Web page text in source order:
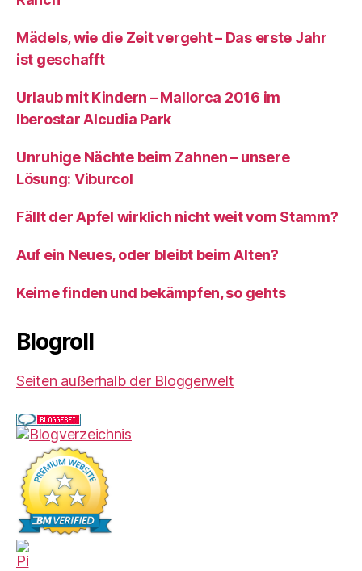
Mädels, wie die Zeit vergeht – Das erste Jahr
ist geschafft
Urlaub mit Kindern – Mallorca 2016 im
Iberostar Alcudia Park
Unruhige Nächte beim Zahnen – unsere
Lösung: Viburcol
Fällt der Apfel wirklich nicht weit vom Stamm?
Auf ein Neues, oder bleibt beim Alten?
Keime finden und bekämpfen, so gehts
Blogroll
Seiten außerhalb der Bloggerwelt